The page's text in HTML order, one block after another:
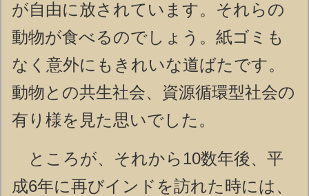
が自由に放されています。それらの
動物が食べるのでしょう。紙ゴミも
なく意外にもきれいな道ばたです。
動物との共生社会、資源循環型社会の
有り様を見た思いでした。
ところが、それから10数年後、平
成6年に再びインドを訪れた時には、